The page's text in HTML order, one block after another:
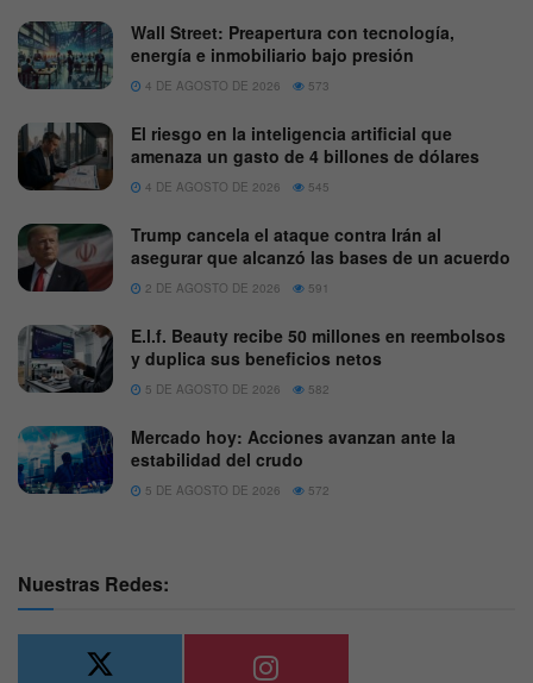
Wall Street: Preapertura con tecnología,
energía e inmobiliario bajo presión
4 DE AGOSTO DE 2026 573
El riesgo en la inteligencia artificial que
amenaza un gasto de 4 billones de dólares
4 DE AGOSTO DE 2026 545
Trump cancela el ataque contra Irán al
asegurar que alcanzó las bases de un acuerdo
2 DE AGOSTO DE 2026 591
E.l.f. Beauty recibe 50 millones en reembolsos
y duplica sus beneficios netos
5 DE AGOSTO DE 2026 582
Mercado hoy: Acciones avanzan ante la
estabilidad del crudo
5 DE AGOSTO DE 2026 572
Nuestras Redes: